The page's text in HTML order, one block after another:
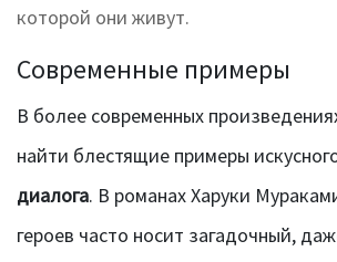
которой они живут.
Современные примеры
В более современных
найти блестящие примеры
диалога. В романах Харуки
героев часто носит загадочный,